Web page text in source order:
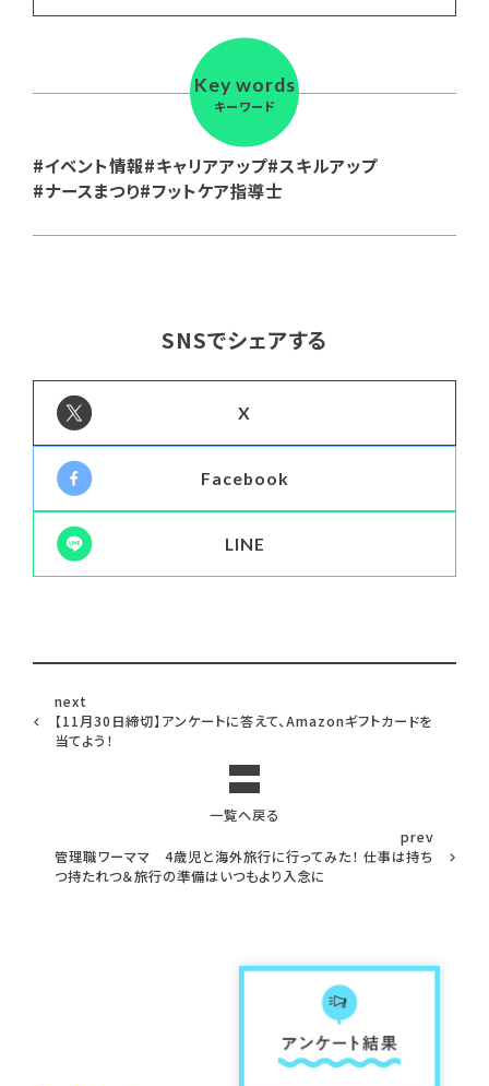
Key words
キーワード
イベント情報 キャリアアップ スキルアップ
ナースまつり フットケア指導士
SNSでシェアする
X
Facebook
LINE
next
【11月30日締切】アンケートに答えて、Amazonギフトカードを
当てよう！
一覧へ戻る
prev
管理職ワーママ 4歳児と海外旅行に行ってみた！ 仕事は持ち
つ持たれつ＆旅行の準備はいつもより入念に